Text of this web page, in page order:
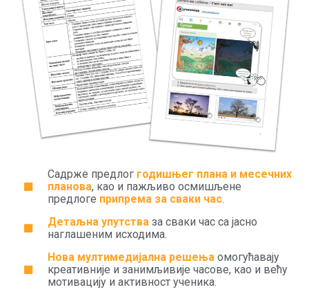
Садрже предлоггодишњег плана и месечних
планова, као и пажљиво осмишљене
предлоге припрема за сваки час.
Детаљна упутства за сваки час са јасно
наглашеним исходима.
Нова мултимедијална решења омогућавају
креативније и занимљивије часове, као и већу
мотивацију и активност ученика.